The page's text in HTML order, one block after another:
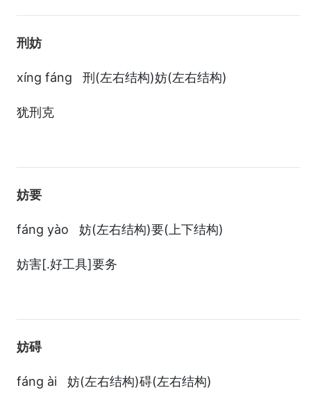
刑妨
xíng fáng 刑(左右结构)妨(左右结构)
犹刑克
妨要
fáng yào 妨(左右结构)要(上下结构)
妨害[.好工具]要务
妨碍
fáng ài 妨(左右结构)碍(左右结构)